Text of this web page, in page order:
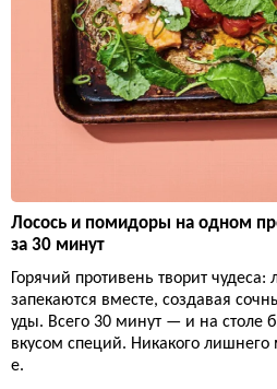
Лосось и помидоры на одном
за 30 минут
Горячий противень творит
запекаются вместе, создавая
уды. Всего 30 минут — и на столе
вкусом специй. Никакого лишнего
е.